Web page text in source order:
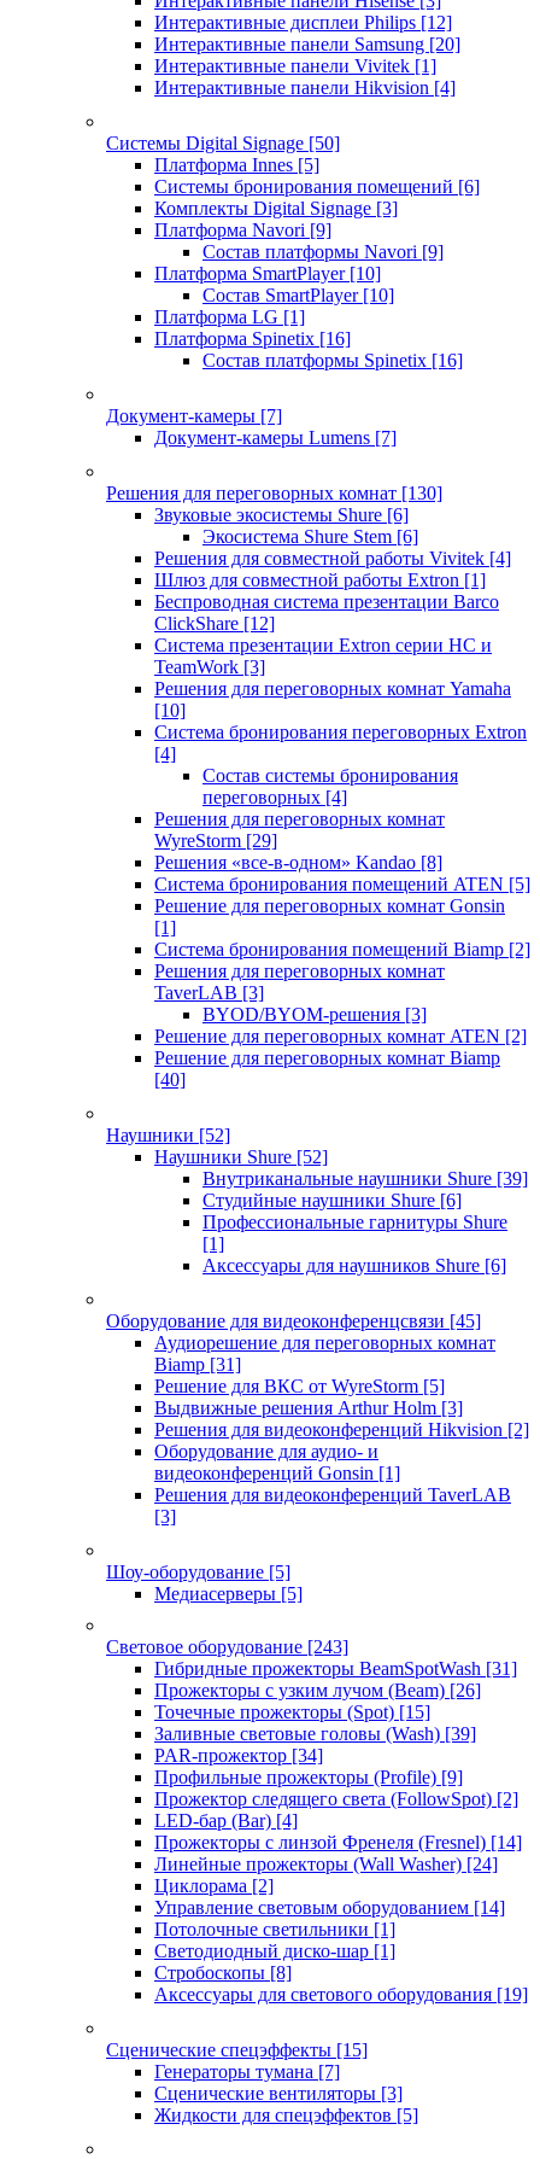
Интерактивные дисплеи Philips [12]
Интерактивные панели Samsung [20]
Интерактивные панели Vivitek [1]
Интерактивные панели Hikvision [4]
Системы Digital Signage [50]
Платформа Innes [5]
Системы бронирования помещений [6]
Комплекты Digital Signage [3]
Платформа Navori [9]
Состав платформы Navori [9]
Платформа SmartPlayer [10]
Состав SmartPlayer [10]
Платформа LG [1]
Платформа Spinetix [16]
Состав платформы Spinetix [16]
Документ-камеры [7]
Документ-камеры Lumens [7]
Решения для переговорных комнат [130]
Звуковые экосистемы Shure [6]
Экосистема Shure Stem [6]
Решения для совместной работы Vivitek [4]
Шлюз для совместной работы Extron [1]
Беспроводная система презентации Barco
ClickShare [12]
Система презентации Extron серии HC и
TeamWork [3]
Решения для переговорных комнат Yamaha
[10]
Система бронирования переговорных Extron
[4]
Состав системы бронирования
переговорных [4]
Решения для переговорных комнат
WyreStorm [29]
Решения «все-в-одном» Kandao [8]
Система бронирования помещений ATEN [5]
Решение для переговорных комнат Gonsin
[1]
Система бронирования помещений Biamp [2]
Решения для переговорных комнат
TaverLAB [3]
BYOD/BYOM-решения [3]
Решение для переговорных комнат ATEN [2]
Решение для переговорных комнат Biamp
[40]
Наушники [52]
Наушники Shure [52]
Внутриканальные наушники Shure [39]
Студийные наушники Shure [6]
Профессиональные гарнитуры Shure
[1]
Аксессуары для наушников Shure [6]
Оборудование для видеоконференцсвязи [45]
Аудиорешение для переговорных комнат
Biamp [31]
Решение для ВКС от WyreStorm [5]
Выдвижные решения Arthur Holm [3]
Решения для видеоконференций Hikvision [2]
Оборудование для аудио- и
видеоконференций Gonsin [1]
Решения для видеоконференций TaverLAB
[3]
Шоу-оборудование [5]
Медиасерверы [5]
Световое оборудование [243]
Гибридные прожекторы BeamSpotWash [31]
Прожекторы с узким лучом (Beam) [26]
Точечные прожекторы (Spot) [15]
Заливные световые головы (Wash) [39]
PAR-прожектор [34]
Профильные прожекторы (Profile) [9]
Прожектор следящего света (FollowSpot) [2]
LED-бар (Bar) [4]
Прожекторы с линзой Френеля (Fresnel) [14]
Линейные прожекторы (Wall Washer) [24]
Циклорама [2]
Управление световым оборудованием [14]
Потолочные светильники [1]
Светодиодный диско-шар [1]
Стробоскопы [8]
Аксессуары для светового оборудования [19]
Сценические спецэффекты [15]
Генераторы тумана [7]
Сценические вентиляторы [3]
Жидкости для спецэффектов [5]